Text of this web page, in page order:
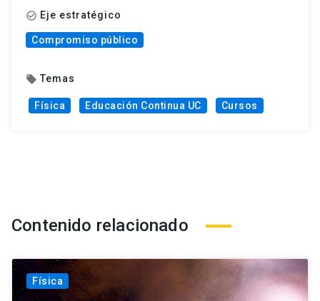
check_circle_outline Eje estratégico
Compromiso público
local_offer Temas
Física Educación Continua UC Cursos
Contenido relacionado
Física